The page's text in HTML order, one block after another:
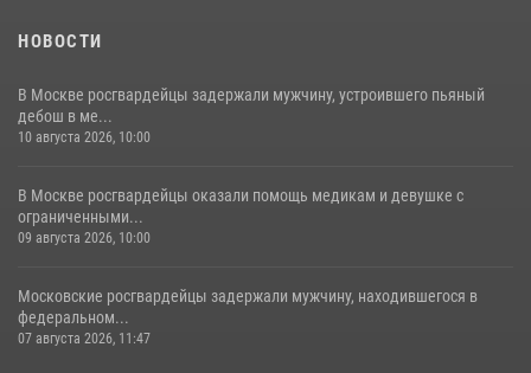
НОВОСТИ
В Москве росгвардейцы задержали мужчину, устроившего пьяный
дебош в ме...
10 августа 2026, 10:00
В Москве росгвардейцы оказали помощь медикам и девушке с
ограниченными...
09 августа 2026, 10:00
Московские росгвардейцы задержали мужчину, находившегося в
федеральном...
07 августа 2026, 11:47